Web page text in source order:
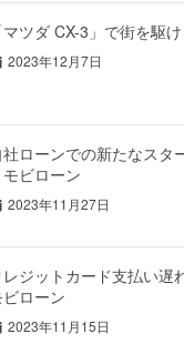
マツダ CX-3」で街を駆
2023年12月7日
社ローンでの新たなスタ
モビローン
2023年11月27日
レジットカード支払い遅
ビローン
2023年11月15日